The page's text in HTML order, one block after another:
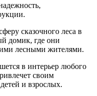
сказочного леса в
домик, где они
лесными жителями.
в интерьер любого
своим
и взрослых.